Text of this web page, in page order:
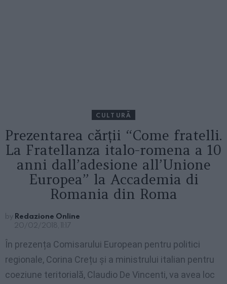
CULTURĂ
Prezentarea cărții “Come fratelli.
La Fratellanza italo-romena a 10
anni dall’adesione all’Unione
Europea” la Accademia di
Romania din Roma
by Redazione Online
20/02/2018, 11:17
În prezența Comisarului European pentru politici
regionale, Corina Crețu și a ministrului italian pentru
coeziune teritorială, Claudio De Vincenti, va avea loc